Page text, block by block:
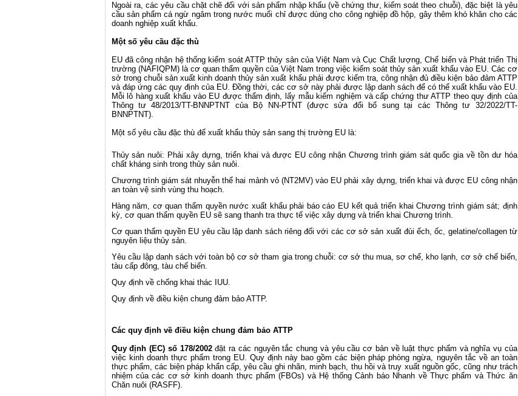
Ngoài ra, các yêu cầu chặt chẽ đối với sản phẩm nhập khẩu (về chứng thư, kiểm soát theo chuỗi), đặc biệt là yêu
cầu sản phẩm cá ngừ ngâm trong nước muối chỉ được dùng cho công nghiệp đồ hộp, gây thêm khó khăn cho các
doanh nghiệp xuất khẩu.
Một số yêu cầu đặc thù
EU đã công nhận hệ thống kiểm soát ATTP thủy sản của Việt Nam và Cục Chất lượng, Chế biến và Phát triển Thị
trường (NAFIQPM) là cơ quan thẩm quyền của Việt Nam trong việc kiểm soát thủy sản xuất khẩu vào EU. Các cơ
sở trong chuỗi sản xuất kinh doanh thủy sản xuất khẩu phải được kiểm tra, công nhận đủ điều kiện bảo đảm ATTP
và đáp ứng các quy định của EU. Đồng thời, các cơ sở này phải được lập danh sách để có thể xuất khẩu vào EU.
Mỗi lô hàng xuất khẩu vào EU được thẩm định, lấy mẫu kiểm nghiệm và cấp chứng thư ATTP theo quy định của
Thông tư 48/2013/TT-BNNPTNT của Bộ NN-PTNT (được sửa đổi bổ sung tại các Thông tư 32/2022/TT-
BNNPTNT).
Một số yêu cầu đặc thù để xuất khẩu thủy sản sang thị trường EU là:
Thủy sản nuôi: Phải xây dựng, triển khai và được EU công nhận Chương trình giám sát quốc gia về tồn dư hóa
chất kháng sinh trong thủy sản nuôi.
Chương trình giám sát nhuyễn thể hai mảnh vỏ (NT2MV) vào EU phải xây dựng, triển khai và được EU công nhận
an toàn vệ sinh vùng thu hoạch.
Hàng năm, cơ quan thẩm quyền nước xuất khẩu phải báo cáo EU kết quả triển khai Chương trình giám sát; định
kỳ, cơ quan thẩm quyền EU sẽ sang thanh tra thực tế việc xây dựng và triển khai Chương trình.
Cơ quan thẩm quyền EU yêu cầu lập danh sách riêng đối với các cơ sở sản xuất đùi ếch, ốc, gelatine/collagen từ
nguyên liệu thủy sản.
Yêu cầu lập danh sách với toàn bộ cơ sở tham gia trong chuỗi: cơ sở thu mua, sơ chế, kho lạnh, cơ sở chế biến,
tàu cấp đông, tàu chế biến.
Quy định về chống khai thác IUU.
Quy định về điều kiện chung đảm bảo ATTP.
Các quy định về điều kiện chung đảm bảo ATTP
Quy định (EC) số 178/2002đặt ra các nguyên tắc chung và yêu cầu cơ bản về luật thực phẩm và nghĩa vụ của
việc kinh doanh thực phẩm trong EU. Quy định này bao gồm các biện pháp phòng ngừa, nguyên tắc về an toàn
thực phẩm, các biện pháp khẩn cấp, yêu cầu ghi nhãn, minh bạch, thu hồi và truy xuất nguồn gốc, cũng như trách
nhiệm của các cơ sở kinh doanh thực phẩm (FBOs) và Hệ thống Cảnh báo Nhanh về Thực phẩm và Thức ăn
Chăn nuôi (RASFF).